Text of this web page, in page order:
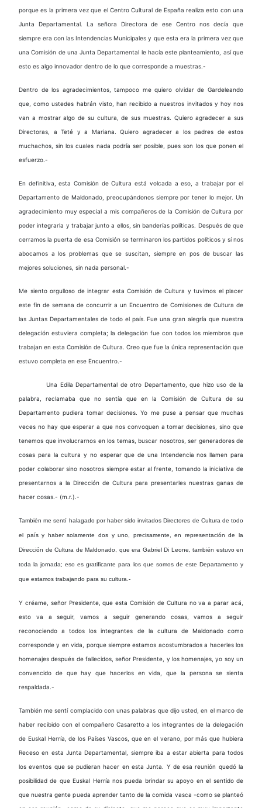
porque es la primera vez que el Centro Cultural de España realiza esto con una
Junta Departamental. La señora Directora de ese Centro nos decía que
siempre era con las Intendencias Municipales y que esta era la primera vez que
una Comisión de una Junta Departamental le hacía este planteamiento, así que
esto es algo innovador dentro de lo que corresponde a muestras.-
Dentro de los agradecimientos, tampoco me quiero olvidar de Gardeleando
que, como ustedes habrán visto, han recibido a nuestros invitados y hoy nos
van a mostrar algo de su cultura, de sus muestras. Quiero agradecer a sus
Directoras, a Teté y a Mariana. Quiero agradecer a los padres de estos
muchachos, sin los cuales nada podría ser posible, pues son los que ponen el
esfuerzo.-
En definitiva, esta Comisión de Cultura está volcada a eso, a trabajar por el
Departamento de Maldonado, preocupándonos siempre por tener lo mejor. Un
agradecimiento muy especial a mis compañeros de la Comisión de Cultura por
poder integrarla y trabajar junto a ellos, sin banderías políticas. Después de que
cerramos la puerta de esa Comisión se terminaron los partidos políticos y sí nos
abocamos a los problemas que se suscitan, siempre en pos de buscar las
mejores soluciones, sin nada personal.-
Me siento orgulloso de integrar esta Comisión de Cultura y tuvimos el placer
este fin de semana de concurrir a un Encuentro de Comisiones de Cultura de
las Juntas Departamentales de todo el país. Fue una gran alegría que nuestra
delegación estuviera completa; la delegación fue con todos los miembros que
trabajan en esta Comisión de Cultura. Creo que fue la única representación que
estuvo completa en ese Encuentro.-
Una Edila Departamental de otro Departamento, que hizo uso de la
palabra, reclamaba que no sentía que en la Comisión de Cultura de su
Departamento pudiera tomar decisiones. Yo me puse a pensar que muchas
veces no hay que esperar a que nos convoquen a tomar decisiones, sino que
tenemos que involucrarnos en los temas, buscar nosotros, ser generadores de
cosas para la cultura y no esperar que de una Intendencia nos llamen para
poder colaborar sino nosotros siempre estar al frente, tomando la iniciativa de
presentarnos a la Dirección de Cultura para presentarles nuestras ganas de
hacer cosas.- (m.r.).-
También me sentí halagado por haber sido invitados Directores de Cultura de todo
el país y haber solamente dos y uno, precisamente, en representación de la
Dirección de Cultura de Maldonado, que era Gabriel Di Leone, también estuvo en
toda la jornada; eso es gratificante para los que somos de este Departamento y
que estamos trabajando para su cultura.-
Y créame, señor Presidente, que esta Comisión de Cultura no va a parar acá,
esto va a seguir, vamos a seguir generando cosas, vamos a seguir
reconociendo a todos los integrantes de la cultura de Maldonado como
corresponde y en vida, porque siempre estamos acostumbrados a hacerles los
homenajes después de fallecidos, señor Presidente, y los homenajes, yo soy un
convencido de que hay que hacerlos en vida, que la persona se sienta
respaldada.-
También me sentí complacido con unas palabras que dijo usted, en el marco de
haber recibido con el compañero Casaretto a los integrantes de la delegación
de Euskal Herría, de los Países Vascos, que en el verano, por más que hubiera
Receso en esta Junta Departamental, siempre iba a estar abierta para todos
los eventos que se pudieran hacer en esta Junta. Y de esa reunión quedó la
posibilidad de que Euskal Herría nos pueda brindar su apoyo en el sentido de
que nuestra gente pueda aprender tanto de la comida vasca -como se planteó